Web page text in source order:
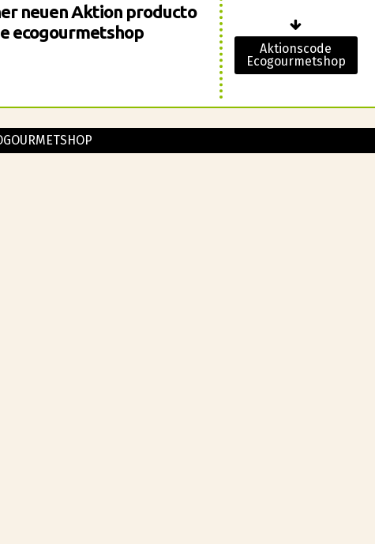
neuen Aktion producto
ecogourmetshop
Aktionscode
Ecogourmetshop